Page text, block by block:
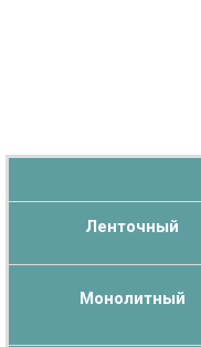
Ленточный
Монолитный